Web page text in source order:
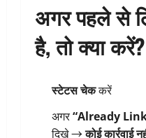
अगर पहले से
है, तो क्या करें?
स्टेटस चेककरें
अगर“Already
दिखे →कोई कार्रवाई